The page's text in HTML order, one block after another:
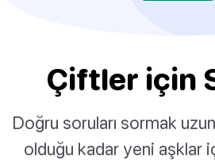
Çiftler için
Doğru soruları sormak
olduğu kadar yeni aşklar